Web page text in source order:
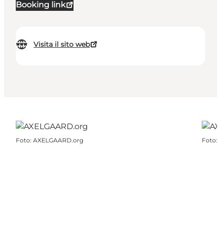
Booking link
Visita il sito web
Foto: AXELGAARD.org Foto: